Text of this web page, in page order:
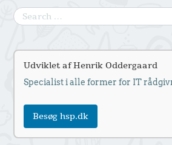
Udviklet af Henrik Oddergaard
Specialist i alle former for IT
Besøg hsp.dk